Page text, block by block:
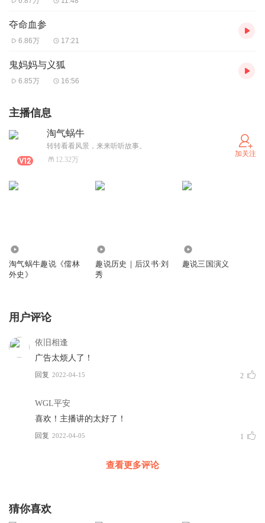
夺命血参
6.86万 17:21
鬼妈妈与义狐
6.85万 16:56
主播信息
淘气蜗牛
转转看看风景，来来听听故事。
12.32万
加关注
淘气蜗牛趣说《儒林
外史》
趣说历史｜后汉书·刘
秀
趣说三国演义
用户评论
依旧相逢
广告太烦人了！
回复 2022-04-15 2
WGL平安
喜欢！主播讲的太好了！
回复 2022-04-05 1
查看更多评论
猜你喜欢